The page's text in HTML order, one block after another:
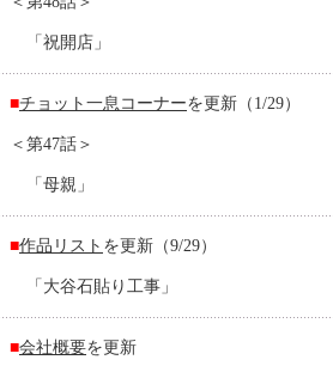
「祝開店」
■チョット一息コーナーを更新（1/29）
＜第47話＞
「母親」
■作品リスト を更新（9/29）
「大谷石貼り工事」
■会社概要を更新